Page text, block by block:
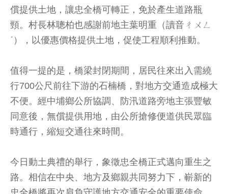
償提供土地，讓忠全橋可轉正，免於產生道路瓶
頸。村長林聰柏也感謝前地主葉明重（讀音ㄔㄨㄥ
ˊ），以優惠價格提供土地，促使工程順利推動。
值得一提的是，橋梁封閉期間，居民往來出入需繞
行700公尺前往下游的石楠橋，對地方交通造成極大
不便。經中埔鄉公所協調、防汛道路旁地主張豐敏
同意後，無償提供用地，由公所搶修便道供民眾臨
時通行，縮短交通往來時間。
今日動土典禮的舉行，象徵忠全橋正式邁向重生之
路。相信在中央、地方及鄉親共同努力下，嶄新的